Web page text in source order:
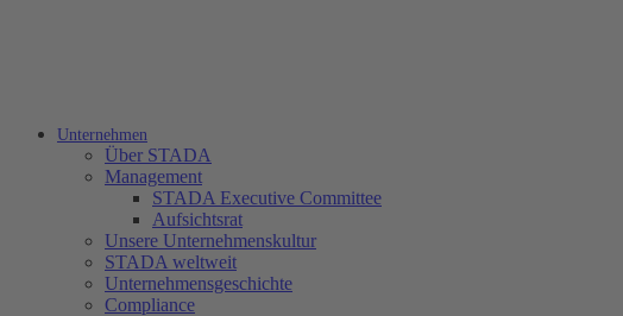
Unternehmen
Über STADA
Management
STADA Executive Committee
Aufsichtsrat
Unsere Unternehmenskultur
STADA weltweit
Unternehmensgeschichte
Compliance